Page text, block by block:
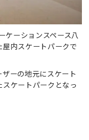
ケーションスペース八
内スケートパークで
ーの地元にスケート
ケートパークとなっ